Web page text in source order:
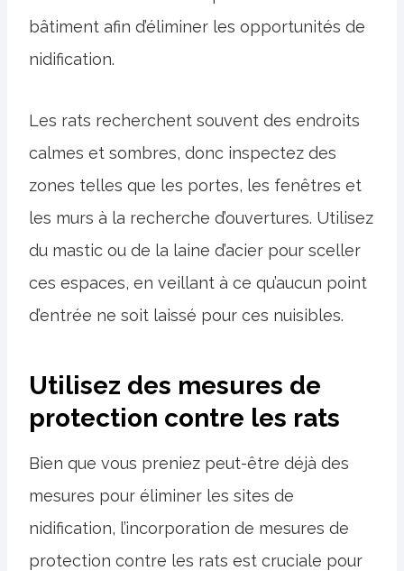
bâtiment afin d’éliminer les opportunités de
nidification.
Les rats recherchent souvent des endroits
calmes et sombres, donc inspectez des
zones telles que les portes, les fenêtres et
les murs à la recherche d’ouvertures. Utilisez
du mastic ou de la laine d’acier pour sceller
ces espaces, en veillant à ce qu’aucun point
d’entrée ne soit laissé pour ces nuisibles.
Utilisez des mesures de
protection contre les rats
Bien que vous preniez peut-être déjà des
mesures pour éliminer les sites de
nidification, l’incorporation de mesures de
protection contre les rats est cruciale pour